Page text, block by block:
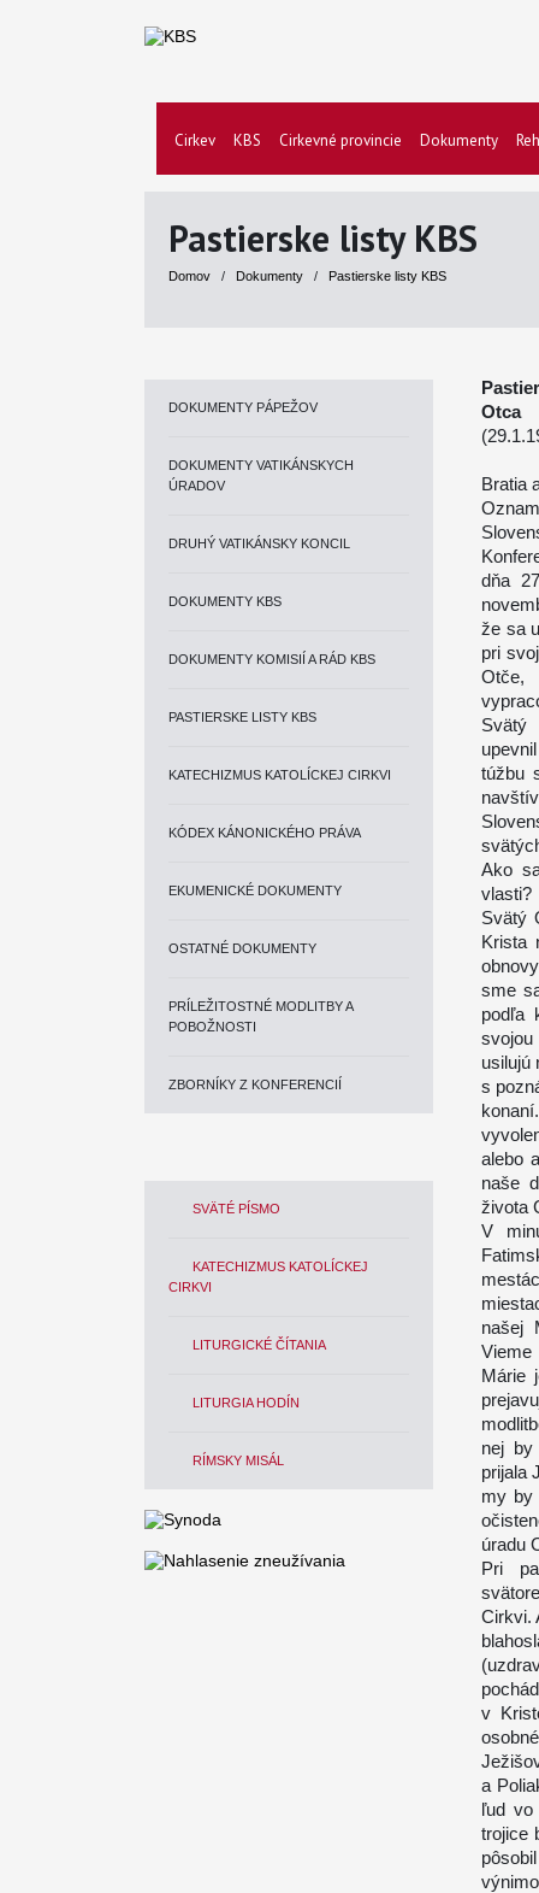
Cirkev KBS Cirkevné provincie Dokumenty
Pastierske listy KBS
Domov / Dokumenty / Pastierske listy KBS
DOKUMENTY PÁPEŽOV
DOKUMENTY VATIKÁNSKYCH
ÚRADOV
DRUHÝ VATIKÁNSKY KONCIL
DOKUMENTY KBS
DOKUMENTY KOMISIÍ A RÁD KBS
PASTIERSKE LISTY KBS
KATECHIZMUS KATOLÍCKEJ CIRKVI
KÓDEX KÁNONICKÉHO PRÁVA
EKUMENICKÉ DOKUMENTY
OSTATNÉ DOKUMENTY
PRÍLEŽITOSTNÉ MODLITBY A
POBOŽNOSTI
ZBORNÍKY Z KONFERENCIÍ
SVÄTÉ PÍSMO
KATECHIZMUS KATOLÍCKEJ
CIRKVI
LITURGICKÉ ČÍTANIA
LITURGIA HODÍN
RÍMSKY MISÁL
Otca
Bratia
dňa
že sa
pri
Otče,
Svätý
túžbu
Ako
vlasti?
Svätý
Krista
sme
podľa
svojou
usilujú
s
alebo
naše
života
V
našej
Márie
nej by
prijala
my by
úradu
Pri
Cirkvi.
v
a
ľud vo
trojice